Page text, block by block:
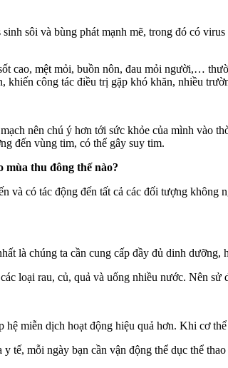
sôi và bùng phát mạnh mẽ, trong đó có
cao, mệt mỏi, buồn nôn, đau mỏi người,…
khiến công tác điều trị gặp khó khăn, nhiều
nên chú ý hơn tới sức khỏe của mình vào
đến vùng tim, có thể gây suy tim.
mùa thu đông thế nào?
và có tác động đến tất cả các đối tượng
là chúng ta cần cung cấp đầy đủ dinh
loại rau, củ, quả và uống nhiều nước. Nên
hệ miễn dịch hoạt động hiệu quả hơn. Khi cơ
tế, mỗi ngày bạn cần vận động thể dục thể